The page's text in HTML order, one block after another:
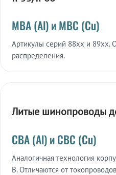
МВА (Al) и МВС (Cu)
Артикулы серий 88xx и 89xx.
распределения.
Литые шинопроводы
СВА (Al) и СВС (Cu)
Аналогичная технология
В. Отличаются от